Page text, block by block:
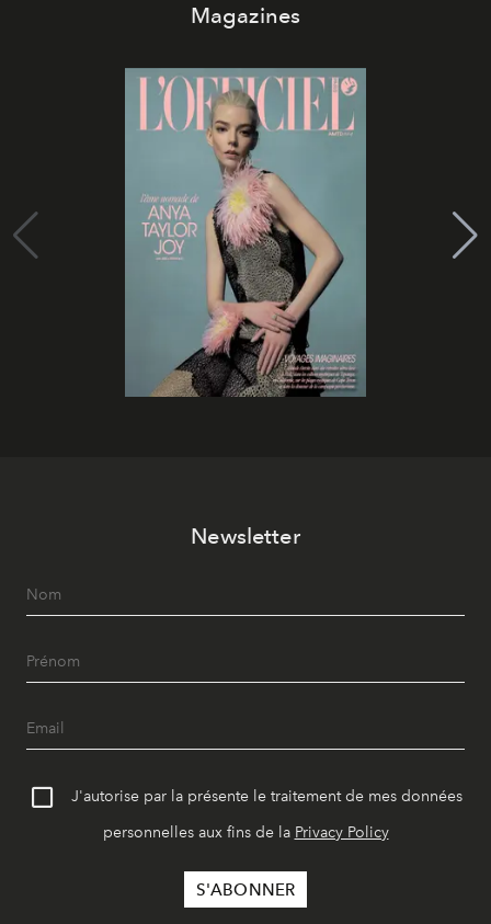
Magazines
Newsletter
J'autorise par la présente le traitement de mes données
personnelles aux fins de la Privacy Policy